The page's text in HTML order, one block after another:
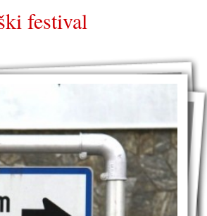
festival